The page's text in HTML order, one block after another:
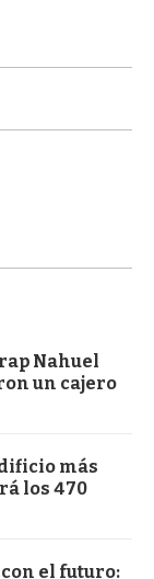
Nahuel
un cajero
más
los 470
con el futuro: